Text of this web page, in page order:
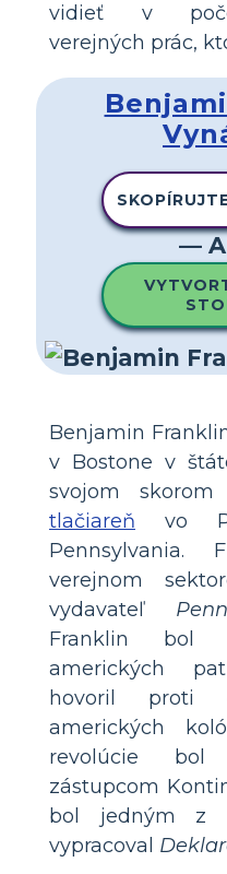
vidieť v
verejných prác,
—
Benjamin
v Bostone v
svojom
tlačiareň vo
Pennsylvania.
verejnom
vydavateľ
Franklin bol
amerických
hovoril proti
amerických
revolúcie bol
zástupcom
bol jedným z
vypracoval